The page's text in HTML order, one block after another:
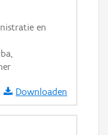
en
Downloaden